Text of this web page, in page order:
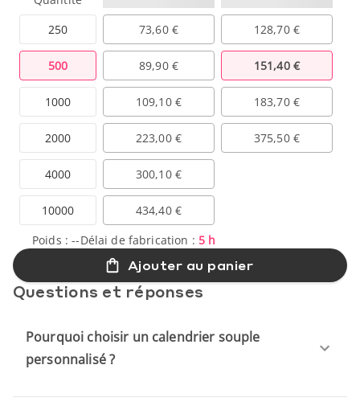
250
500
1000
2000
4000
10000
73,60 € 128,70 €
89,90 € 151,40 €
109,10 € 183,70 €
223,00 € 375,50 €
300,10 €
434,40 €
Poids :--Délai de fabrication : 5 h
Ajouter au panier
Questions et réponses
Pourquoi choisir un calendrier souple
personnalisé ?